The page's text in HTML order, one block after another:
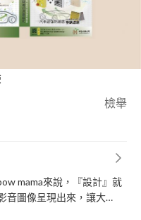
檢舉
mama來說，『設計』就
音圖像呈現出來，讓大
，一個既誠懇又親切的設